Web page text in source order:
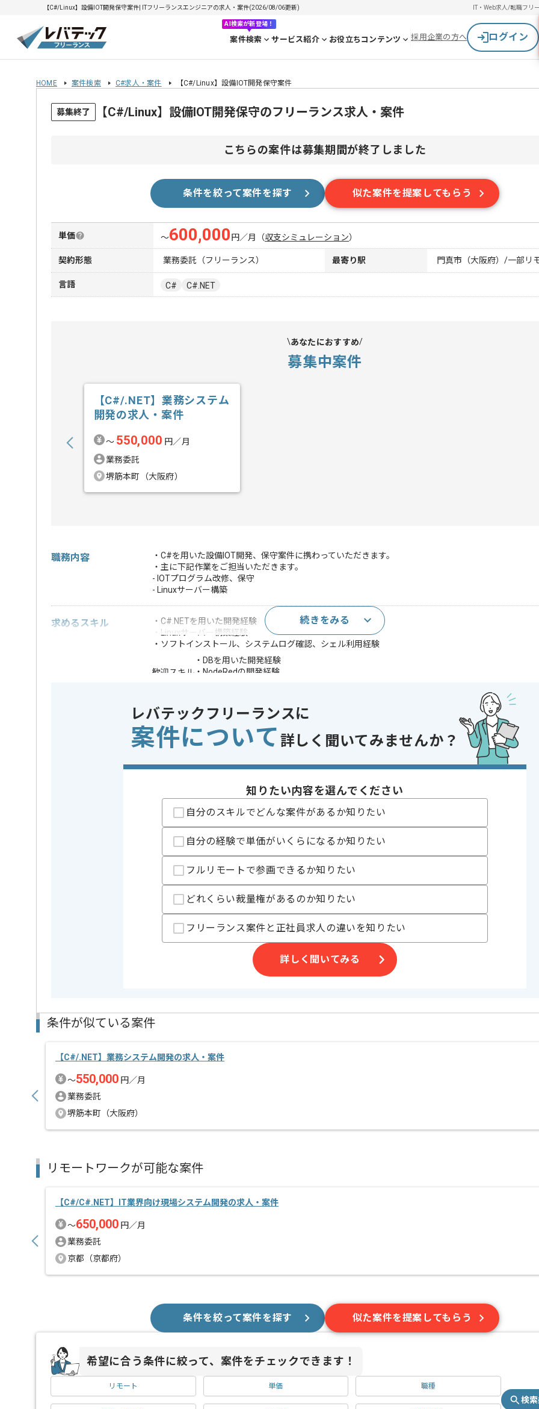
【C#/Linux】設備IOT開発保守案件| ITフリーランスエンジニアの求人・案件(2026/08/06更新) IT・Web求人/転職フリ
AI検索が新登場！
案件検索 サービス紹介 お役立ちコンテンツ 採用企業の方へ ログイン
HOME 案件検索 C#求人・案件 【C#/Linux】設備IOT開発保守案件
募集終了 【C#/Linux】設備IOT開発保守のフリーランス求人・案件
こちらの案件は募集期間が終了しました
条件を絞って案件を探す 似た案件を提案してもらう
単価 〜600,000 円／月 （収支シミュレーション）
契約形態 業務委託（フリーランス） 最寄り駅 門真市（大阪府）/一部リ
言語 C# C#.NET
あなたにおすすめ
募集中案件
【C#/.NET】業務システム
開発の求人・案件
〜 550,000 円／月
業務委託
堺筋本町（大阪府）
職務内容
・C#を用いた設備IOT開発、保守案件に携わっていただきます。
・主に下記作業をご担当いただきます。
- IOTプログラム改修、保守
- Linuxサーバー構築
求めるスキル
・C#.NETを用いた開発経験
・Linuxサーバー構築経験
・ソフトインストール、システムログ確認、シェル利用経験
歓迎スキル
・DBを用いた開発経験
・NodeRedの開発経験
※上記に似た経験やスキルをお持ちであれば申し込み可能なケースもございます！まずはお気軽にご相談ください！
この案件で扱う技術 OS Linux
精算条件
支払いサイト
15日
リモートワーク：基本フルリモートでの作業を想定しておりますが、現場状況によっては門真市での作業が発生する場合がござ
※リモート頻度は習熟度や状況に応じて変動いたします。
続きをみる
レバテックフリーランスに
案件について 詳しく聞いてみませんか？
知りたい内容を選んでください
自分のスキルでどんな案件があるか知りたい
自分の経験で単価がいくらになるか知りたい
フルリモートで参画できるか知りたい
どれくらい裁量権があるのか知りたい
フリーランス案件と正社員求人の違いを知りたい
詳しく聞いてみる
条件が似ている案件
【C#/.NET】業務システム開発の求人・案件
〜550,000 円／月
業務委託
堺筋本町（大阪府）
リモートワークが可能な案件
【C#/C#.NET】IT業界向け現場システム開発の求人・案件
〜650,000 円／月
業務委託
京都（京都府）
条件を絞って案件を探す 似た案件を提案してもらう
希望に合う条件に絞って、案件をチェックできます！
リモート 単価 職種
検